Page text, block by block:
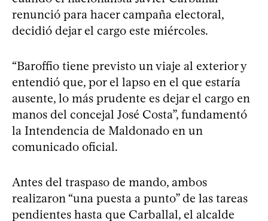
renunció para hacer campaña electoral,
decidió dejar el cargo este miércoles.
“Baroffio tiene previsto un viaje al exterior y
entendió que, por el lapso en el que estaría
ausente, lo más prudente es dejar el cargo en
manos del concejal José Costa”, fundamentó
la Intendencia de Maldonado en un
comunicado oficial.
Antes del traspaso de mando, ambos
realizaron “una puesta a punto” de las tareas
pendientes hasta que Carballal, el alcalde